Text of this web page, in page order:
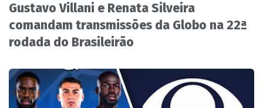
Gustavo Villani e Renata Silveira
comandam transmissões da Globo na 22ª
rodada do Brasileirão